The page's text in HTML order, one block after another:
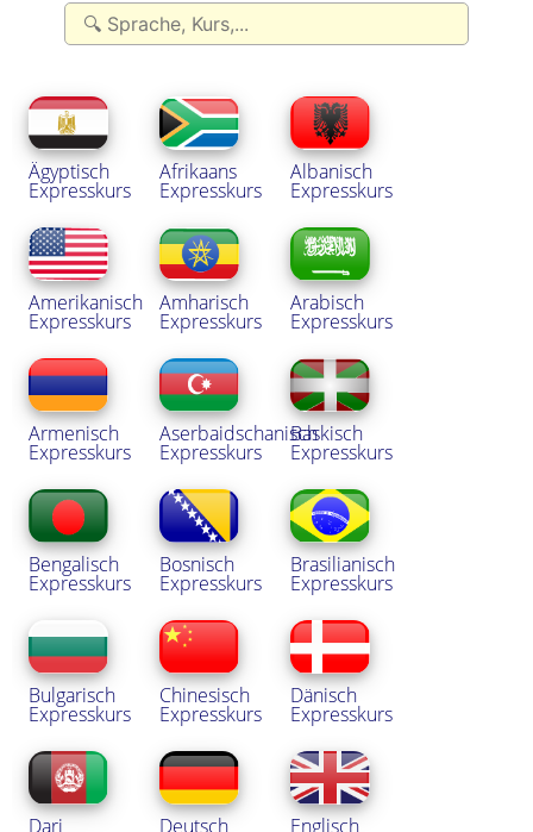
Ägyptisch
Expresskurs
Afrikaans
Expresskurs
Albanisch
Expresskurs
Amerikanisch
Expresskurs
Amharisch
Expresskurs
Arabisch
Expresskurs
Armenisch
Expresskurs
Aserbaidschanisch
Expresskurs
Baskisch
Expresskurs
Bengalisch
Expresskurs
Bosnisch
Expresskurs
Brasilianisch
Expresskurs
Bulgarisch
Expresskurs
Chinesisch
Expresskurs
Dänisch
Expresskurs
Dari Deutsch Englisch